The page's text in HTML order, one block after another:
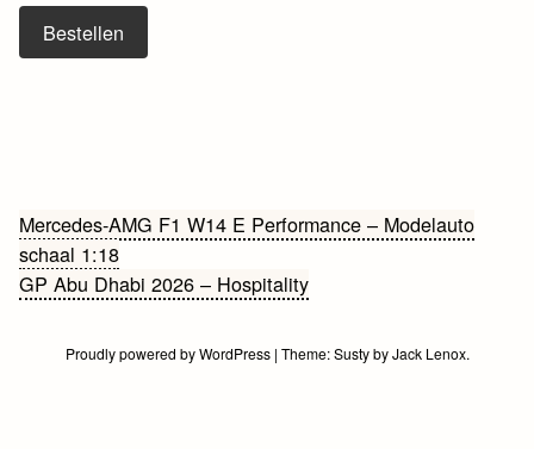
Bestellen
Bericht
navigatie
Mercedes-AMG F1 W14 E Performance – Modelauto
schaal 1:18
GP Abu Dhabi 2026 – Hospitality
Proudly powered by WordPress | Theme:SustybyJack Lenox.